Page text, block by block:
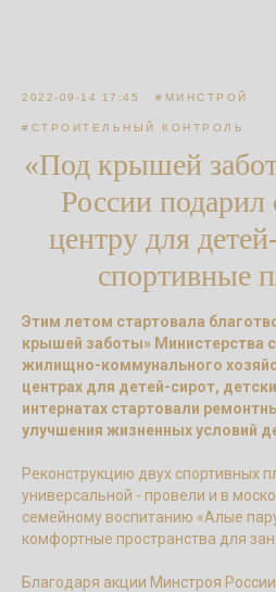
2022-09-14 17:45 #МИНСТРОЙ
#СТРОИТЕЛЬНЫЙ КОНТРОЛЬ
«Под крышей
России
центру для
спортивные
Этим летом стартовала
крышей заботы» Министерства
жилищно-коммунального
центрах для детей-сирот,
интернатах стартовали
улучшения жизненных условий
Реконструкцию двух спортивных
универсальной - провели и в
семейному воспитанию «Алые
комфортные пространства для
Благодаря акции Минстроя